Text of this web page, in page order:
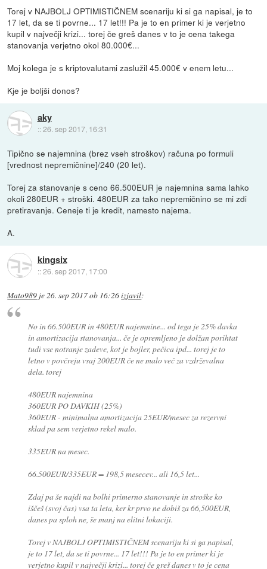
Torej v NAJBOLJ OPTIMISTIČNEM scenariju ki si ga napisal, je to
17 let, da se ti povrne... 17 let!!! Pa je to en primer ki je verjetno
kupil v največji krizi... torej če greš danes v to je cena takega
stanovanja verjetno okol 80.000€...
Moj kolega je s kriptovalutami zaslužil 45.000€ v enem letu...
Kje je boljši donos?
aky
::26. sep 2017, 16:31
Tipično se najemnina (brez vseh stroškov) računa po formuli
[vrednost nepremičnine]/240 (20 let).
Torej za stanovanje s ceno 66.500EUR je najemnina sama lahko
okoli 280EUR + stroški. 480EUR za tako nepremičnino se mi zdi
pretiravanje. Ceneje ti je kredit, namesto najema.
A.
kingsix
::26. sep 2017, 17:00
Mato989 je 26. sep 2017 ob 16:26izjavil:
No in 66.500EUR in 480EUR najemnine... od tega je 25% davka
in amortizacija stanovanja... če je opremljeno je dolžan porihtat
tudi vse notranje zadeve, kot je bojler, pečica ipd... torej je to
letno v povčreju vsaj 200EUR če ne malo več za vzdrževalna
dela. torej
480EUR najemnina
360EUR PO DAVKIH (25%)
360EUR - minimalna amortizacija 25EUR/mesec za rezervni
sklad pa sem verjetno rekel malo.
335EUR na mesec.
66.500EUR/335EUR = 198,5 mesecev... ali 16,5 let...
Zdaj pa še najdi na bolhi primerno stanovanje in stroške ko
iščeš (svoj čas) vsa ta leta, ker kr prvo ne dobiš za 66,500EUR,
danes pa sploh ne, še manj na elitni lokaciji.
Torej v NAJBOLJ OPTIMISTIČNEM scenariju ki si ga napisal,
je to 17 let, da se ti povrne... 17 let!!! Pa je to en primer ki je
verjetno kupil v največji krizi... torej če greš danes v to je cena